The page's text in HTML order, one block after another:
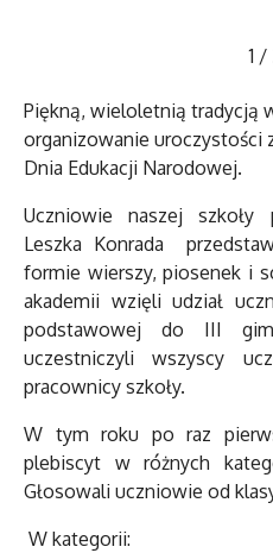
1 /
Piękną, wieloletnią tradycją
organizowanie uroczystości
Dnia Edukacji Narodowej.
Uczniowie naszej
Leszka Konrada
formie wierszy, piosenek i
akademii wzięli udział
podstawowej do III
uczestniczyli wszyscy
pracownicy szkoły.
W tym roku po raz
plebiscyt w różnych
Głosowali uczniowie od
W kategorii: